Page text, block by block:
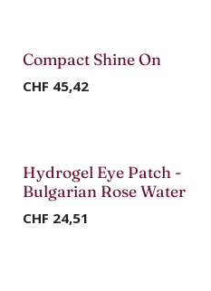
-70%
Compact Shine On
CHF 45,42
Nouveau !
Hydrogel Eye Patch -
Bulgarian Rose Water
CHF 24,51